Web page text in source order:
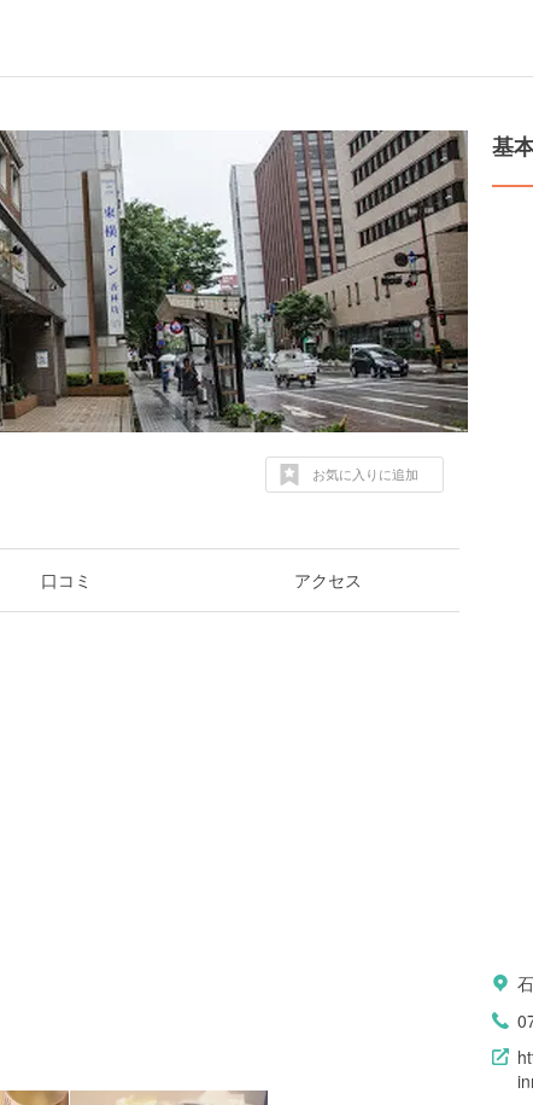
お気に入りに追加
口コミ アクセス
基